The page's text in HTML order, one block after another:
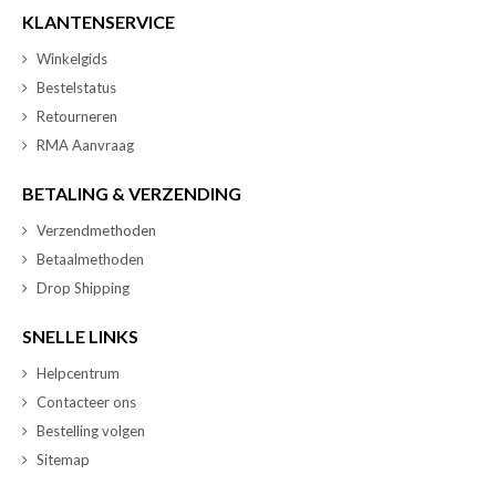
KLANTENSERVICE
Winkelgids
Bestelstatus
Retourneren
RMA Aanvraag
BETALING & VERZENDING
Verzendmethoden
Betaalmethoden
Drop Shipping
SNELLE LINKS
Helpcentrum
Contacteer ons
Bestelling volgen
Sitemap